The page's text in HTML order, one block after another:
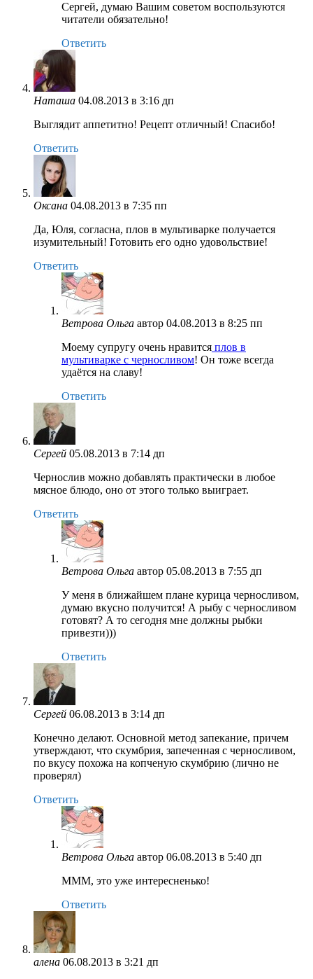
Сергей, думаю Вашим советом воспользуются
читатели обязательно!
Ответить
Наташа 04.08.2013 в 3:16 дп
Выглядит аппетитно! Рецепт отличный! Спасибо!
Ответить
Оксана 04.08.2013 в 7:35 пп
Да, Юля, согласна, плов в мультиварке получается
изумительный! Готовить его одно удовольствие!
Ответить
Ветрова Ольга автор 04.08.2013 в 8:25 пп
Моему супругу очень нравится плов в
мультиварке с черносливом! Он тоже всегда
удаётся на славу!
Ответить
Сергей 05.08.2013 в 7:14 дп
Чернослив можно добавлять практически в любое
мясное блюдо, оно от этого только выиграет.
Ответить
Ветрова Ольга автор 05.08.2013 в 7:55 дп
У меня в ближайшем плане курица черносливом,
думаю вкусно получится! А рыбу с черносливом
готовят? А то сегодня мне должны рыбки
привезти)))
Ответить
Сергей 06.08.2013 в 3:14 дп
Конечно делают. Основной метод запекание, причем
утверждают, что скумбрия, запеченная с черносливом,
по вкусу похожа на копченую скумбрию (лично не
проверял)
Ответить
Ветрова Ольга автор 06.08.2013 в 5:40 дп
МММ, это уже интересненько!
Ответить
алена 06.08.2013 в 3:21 дп